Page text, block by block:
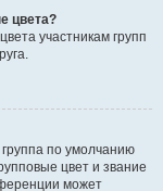
цвета?
участникам групп
по умолчанию
цвет и звание
может